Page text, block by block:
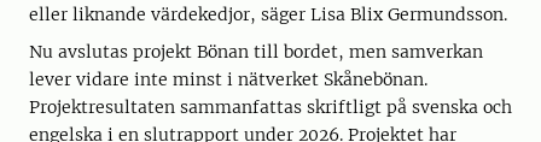
eller liknande värdekedjor, säger Lisa Blix Germundsson.
Nu avslutas projekt Bönan till bordet, men samverkan
lever vidare inte minst i nätverket Skånebönan.
Projektresultaten sammanfattas skriftligt på svenska och
engelska i en slutrapport under 2026. Projektet har